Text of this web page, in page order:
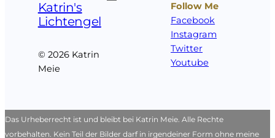
Katrin's
Lichtengel
© 2026 Katrin
Meie
Follow Me
Facebook
Instagram
Twitter
Youtube
Das Urheberrecht ist und bleibt bei Katrin Meie. Alle Rechte
vorbehalten. Kein Teil der Bilder darf in irgendeiner Form ohne meine